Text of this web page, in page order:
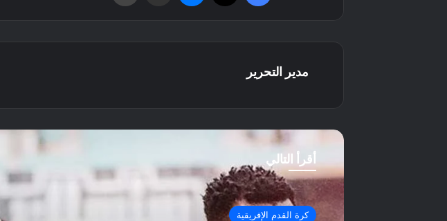
مدير التحرير
أقرأ التالي
كرة القدم الإفريقية